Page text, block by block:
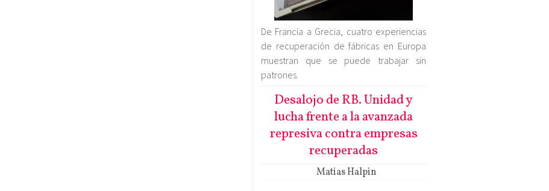
De Francia a Grecia, cuatro experiencias
de recuperación de fábricas en Europa
muestran que se puede trabajar sin
patrones.
Desalojo de RB. Unidad y
lucha frente a la avanzada
represiva contra empresas
recuperadas
Matias Halpin